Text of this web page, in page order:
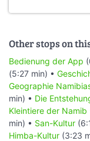
Other stops on
Bedienung der App
(5:27 min) •
Geographie
min) • Die
Kleintiere der Namib
min) • San-Kultur
Himba-Kultur (3:23